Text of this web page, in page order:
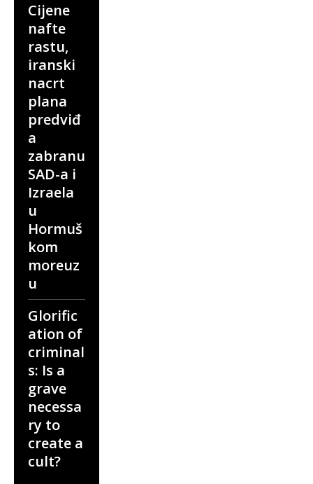
Cijene
nafte
rastu,
iranski
nacrt
plana
predviđ
a
zabranu
SAD-a i
Izraela
u
Hormuš
kom
moreuz
u
Glorific
ation of
criminal
s: Is a
grave
necessa
ry to
create a
cult?